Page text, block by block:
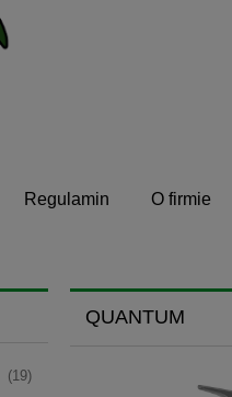
Regulamin O firmie
(19)
QUANTUM